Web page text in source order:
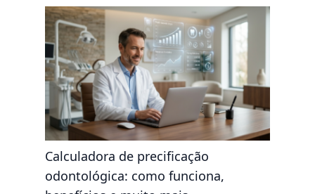
Calculadora de precificação
odontológica: como funciona,